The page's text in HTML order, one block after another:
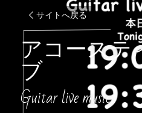
サイトへ戻る
アコーステ
ブ
Guitar live music